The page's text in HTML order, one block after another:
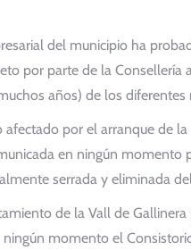
del municipio ha
por parte de la
años) de los diferentes
por el arranque de
en ningún momento
serrada y eliminada
de la Vall de
momento el